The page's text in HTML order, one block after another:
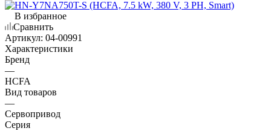
В избранное
Сравнить
Артикул: 04-00991
Характеристики
Бренд
—
HCFA
Вид товаров
—
Сервопривод
Серия